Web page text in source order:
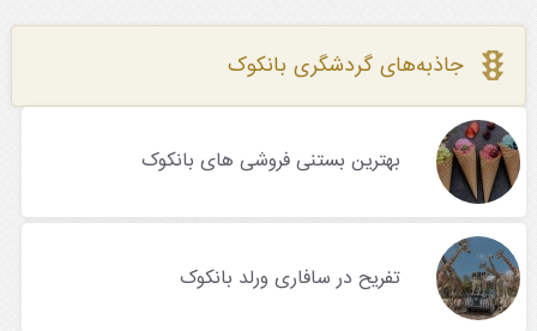
جاذبه‌های گردشگری بانکوک
بهترین بستنی فروشی های بانکوک
تفریح در سافاری ورلد بانکوک